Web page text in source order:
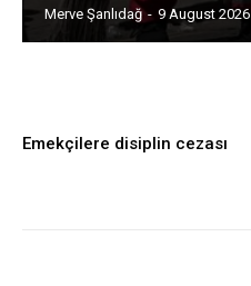
Merve Şanlıdağ - 9 August 2026
Emekçilere disiplin cezası